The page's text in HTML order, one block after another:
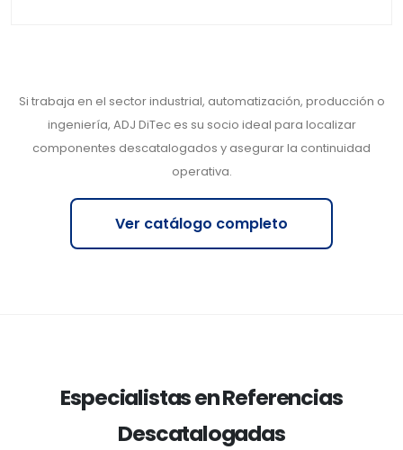
Si trabaja en el sector industrial, automatización, producción o
ingeniería, ADJ DiTec es su socio ideal para localizar
componentes descatalogados y asegurar la continuidad
operativa.
Ver catálogo completo
Especialistas en Referencias
Descatalogadas